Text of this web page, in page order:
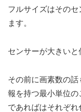
フルサイズはその
ます。
センサーが大きいと
その前に画素数の
報を持つ最小単位
であればはそれぞ